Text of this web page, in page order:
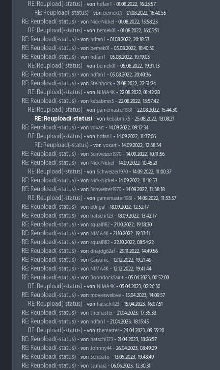
RE: Reupload(-status) - von hdfan1 - 01.08.2022, 16:25:57
RE: Reupload(-status) - von bemek01 - 01.08.2022, 16:40:55
RE: Reupload(-status) - von Nick-Nickel - 01.08.2022, 15:58:23
RE: Reupload(-status) - von bemek01 - 01.08.2022, 16:05:51
RE: Reupload(-status) - von hdfan1 - 01.08.2022, 20:18:53
RE: Reupload(-status) - von bemek01 - 05.08.2022, 18:40:30
RE: Reupload(-status) - von hdfan1 - 05.08.2022, 19:19:05
RE: Reupload(-status) - von bemek01 - 05.08.2022, 19:31:13
RE: Reupload(-status) - von hdfan1 - 05.08.2022, 20:40:36
RE: Reupload(-status) - von Steinbock - 21.08.2022, 22:51:24
RE: Reupload(-status) - von NIMA4K - 22.08.2022, 01:42:28
RE: Reupload(-status) - von kebabmix5 - 22.08.2022, 13:57:42
RE: Reupload(-status) - von gamemaster1981 - 22.08.2022, 15:44:30
RE: Reupload(-status) - von kebabmix5 - 25.08.2022, 13:08:21
RE: Reupload(-status) - von voxart - 14.09.2022, 09:12:34
RE: Reupload(-status) - von hdfan1 - 14.09.2022, 11:37:06
RE: Reupload(-status) - von voxart - 14.09.2022, 12:38:34
RE: Reupload(-status) - von Schweizer1970 - 14.09.2022, 10:11:56
RE: Reupload(-status) - von Nick-Nickel - 14.09.2022, 10:45:21
RE: Reupload(-status) - von Schweizer1970 - 14.09.2022, 11:00:37
RE: Reupload(-status) - von Nick-Nickel - 14.09.2022, 11:16:53
RE: Reupload(-status) - von Schweizer1970 - 14.09.2022, 11:38:18
RE: Reupload(-status) - von gamemaster1981 - 14.09.2022, 11:53:57
RE: Reupload(-status) - von b0ngal - 18.09.2022, 12:52:17
RE: Reupload(-status) - von hatschi123 - 18.09.2022, 13:42:17
RE: Reupload(-status) - von squall182 - 21.10.2022, 19:18:30
RE: Reupload(-status) - von NIMA4K - 21.10.2022, 19:33:11
RE: Reupload(-status) - von squall182 - 22.10.2022, 08:54:22
RE: Reupload(-status) - von dhajdg62af - 29.11.2022, 14:49:56
RE: Reupload(-status) - von Carsonic - 12.12.2022, 19:21:49
RE: Reupload(-status) - von NIMA4K - 12.12.2022, 19:41:44
RE: Reupload(-status) - von BoondockSaint - 05.04.2023, 00:52:00
RE: Reupload(-status) - von NIMA4K - 05.04.2023, 02:26:30
RE: Reupload(-status) - von movieswelove - 15.04.2023, 14:09:57
RE: Reupload(-status) - von hatschi123 - 15.04.2023, 16:07:51
RE: Reupload(-status) - von themaster- 21.04.2023, 17:35:33
RE: Reupload(-status) - von hdfan1 - 21.04.2023, 18:15:45
RE: Reupload(-status) - von themaster- 24.04.2023, 09:55:20
RE: Reupload(-status) - von hatschi123 - 21.04.2023, 18:26:57
RE: Reupload(-status) - von Johnny44 - 26.04.2023, 08:49:29
RE: Reupload(-status) - von Schibato - 13.05.2023, 19:48:49
RE: Reupload(-status) - von tsuhara - 06.06.2023, 12:30:31